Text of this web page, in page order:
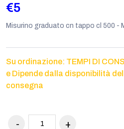
€5
Misurino graduato cn tappo cl 500 -
Su ordinazione: TEMPI DI
e Dipende dalla disponibilità
consegna